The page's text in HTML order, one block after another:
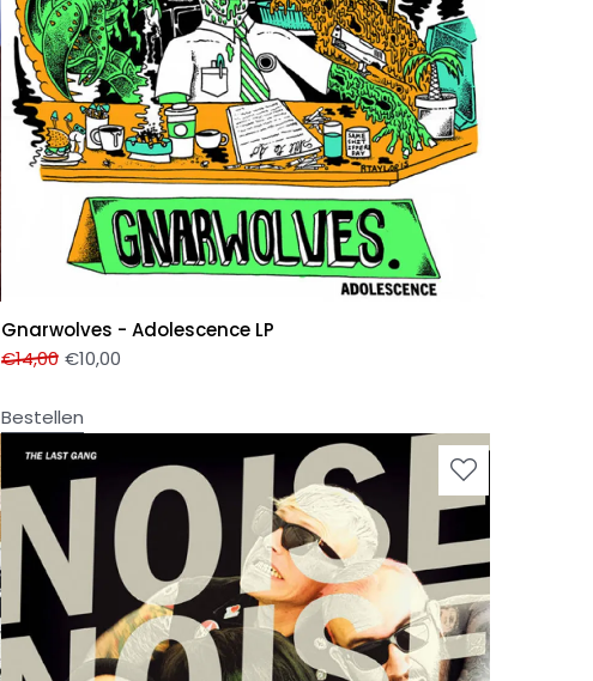
Gnarwolves - Adolescence LP
€14,00 €10,00
Bestellen